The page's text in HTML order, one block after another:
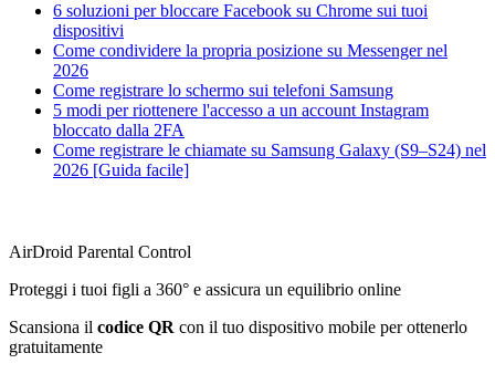
6 soluzioni per bloccare Facebook su Chrome sui tuoi
dispositivi
Come condividere la propria posizione su Messenger nel
2026
Come registrare lo schermo sui telefoni Samsung
5 modi per riottenere l'accesso a un account Instagram
bloccato dalla 2FA
Come registrare le chiamate su Samsung Galaxy (S9–S24) nel
2026 [Guida facile]
AirDroid Parental Control
Proteggi i tuoi figli a 360° e assicura un equilibrio online
Scansiona il codice QR con il tuo dispositivo mobile per ottenerlo
gratuitamente